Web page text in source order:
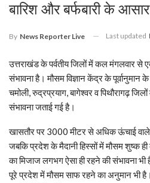
बारिश और बर्फबारी के आसार
By News Reporter Live Last updated
उत्तराखंड के पर्वतीय जिलों में कल मंगलवार से
संभावना है। मौसम विज्ञान केंद्र के पूर्वानुमान
चमोली, रुद्रप्रयाग, बागेश्वर व पिथौरागढ़
संभावना जताई गई है।
खासतौर पर 3000 मीटर से अधिक ऊंचाई वाले
जबकि प्रदेश के मैदानी हिस्सों में मौसम शुष्क
का मिजाज लगभग ऐसा ही रहने की संभावना
पूरे प्रदेश में मौसम साफ रहने का अनुमान भी है।